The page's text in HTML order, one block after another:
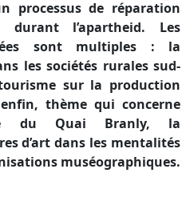
processus de réparation
durant l’apartheid. Les
sont multiples : la
les sociétés rurales sud-
sur la production
thème qui concerne
du Quai Branly, la
d’art dans les mentalités
muséographiques.